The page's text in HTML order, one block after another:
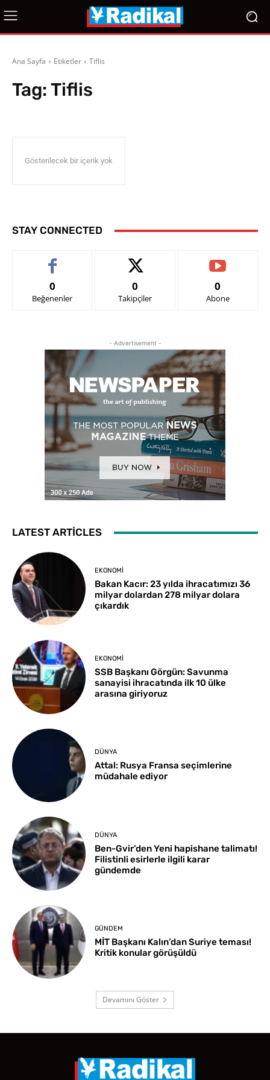
Ana Sayfa Etiketler Tiflis
Tag:Tiflis
Gösterilecek bir içerik yok
STAY CONNECTED
0
Beğenenler
0
Takipçiler
0
Abone
- Advertisement -
LATEST ARTICLES
EKONOMI
Bakan Kacır: 23 yılda ihracatımızı 36
milyar dolardan 278 milyar dolara
çıkardık
EKONOMI
SSB Başkanı Görgün: Savunma
sanayisi ihracatında ilk 10 ülke
arasına giriyoruz
DÜNYA
Attal: Rusya Fransa seçimlerine
müdahale ediyor
DÜNYA
Ben-Gvir’den Yeni hapishane talimatı!
Filistinli esirlerle ilgili karar
gündemde
GÜNDEM
MİT Başkanı Kalın’dan Suriye teması!
Kritik konular görüşüldü
Devamını Göster